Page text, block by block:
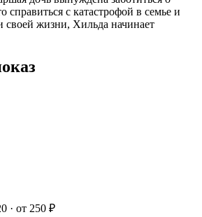
с катастрофой в семье и
жизни, Хильда начинает
· от 250 ₽